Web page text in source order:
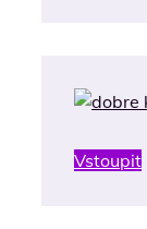
Vstoupit